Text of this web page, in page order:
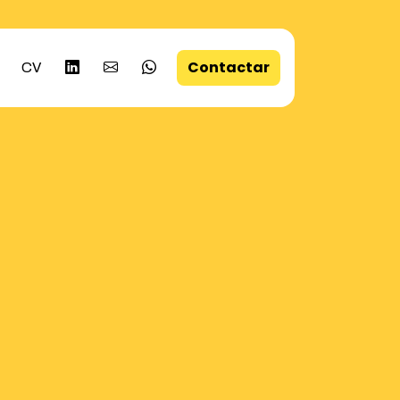
CV Contactar